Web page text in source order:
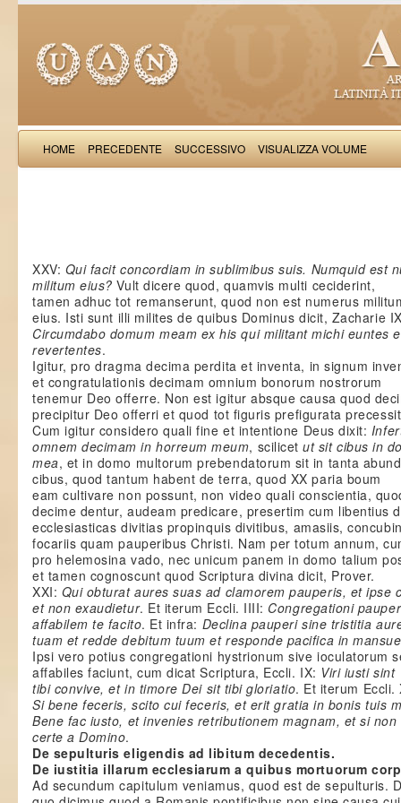
HOME PRECEDENTE SUCCESSIVO VISUALIZZA VOLUME
XXV: Qui facit concordiam in sublimibus suis. Numquid est
militum eius?Vult dicere quod, quamvis multi ceciderint,
tamen adhuc tot remanserunt, quod non est numerus
eius. Isti sunt illi milites de quibus Dominus dicit, Zacharie
Circumdabo domum meam ex his qui militant michi euntes
revertentes.
Igitur, pro dragma decima perdita et inventa, in signum
et congratulationis decimam omnium bonorum nostrorum
tenemur Deo offerre. Non est igitur absque causa quod
precipitur Deo offerri et quod tot figuris prefigurata
Cum igitur considero quali fine et intentione Deus dixit:
omnem decimam in horreum meum, scilicetut sit cibus in
mea, et in domo multorum prebendatorum sit in tanta
cibus, quod tantum habent de terra, quod XX paria boum
eam cultivare non possunt, non video quali conscientia,
decime dentur, audeam predicare, presertim cum libentius
ecclesiasticas divitias propinquis divitibus, amasiis,
focariis quam pauperibus Christi. Nam per totum annum,
pro helemosina vado, nec unicum panem in domo talium
et tamen cognoscunt quod Scriptura divina dicit, Prover.
XXI: Qui obturat aures suas ad clamorem pauperis, et ipse
et non exaudietur. Et iterum Eccli. IIII: Congregationi
affabilem te facito. Et infra: Declina pauperi sine tristitia
tuam et redde debitum tuum et responde pacifica in
Ipsi vero potius congregationi hystrionum sive ioculatorum
affabiles faciunt, cum dicat Scriptura, Eccli. IX: Viri iusti sint
tibi convive, et in timore Dei sit tibi gloriatio. Et iterum Eccli.
Si bene feceris, scito cui feceris, et erit gratia in bonis tuis
Bene fac iusto, et invenies retributionem magnam, et si non
certe a Domino.
De sepulturis eligendis ad libitum decedentis.
De iustitia illarum ecclesiarum a quibus mortuorum
Ad secundum capitulum veniamus, quod est de sepulturis.